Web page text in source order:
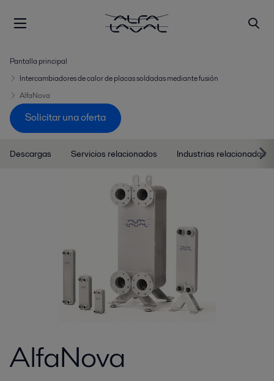
Pantalla principal
Intercambiadores de calor de placas soldadas mediante fusión
AlfaNova
Solicitar una oferta
Descargas Servicios relacionados Industrias relacionadas
AlfaNova